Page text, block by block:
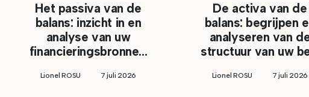
Het passiva van de
balans: inzicht in en
analyse van uw
financieringsbronne...
Lionel ROSU 7 juli 2026
De activa van de
balans: begrijpen
analyseren van
structuur van uw
Lionel ROSU 7 juli 2026